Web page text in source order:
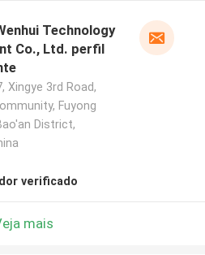
Technology
Co., Ltd. perfil
Xingye 3rd Road,
Fuyong
District,
verificado
mais